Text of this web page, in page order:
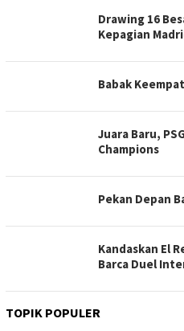
Drawing 16
Kepagian
Babak
Juara Baru,
Champions
Pekan Depan
Kandaskan El
Barca Duel
TOPIK POPULER